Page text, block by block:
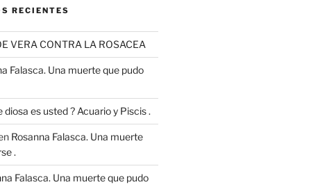
RECIENTES
VERA CONTRA LA ROSACEA
Falasca. Una muerte que pudo
diosa es usted ? Acuario y Piscis .
Rosanna Falasca. Una muerte
.
Falasca. Una muerte que pudo